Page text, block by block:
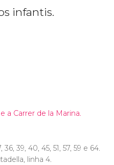
infantis.
a Carrer de la Marina.
36, 39, 40, 45, 51, 57, 59 e 64.
linha 4.